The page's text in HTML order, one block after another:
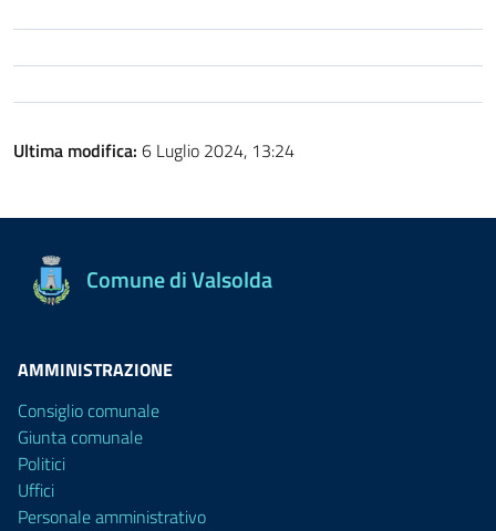
Ultima modifica: 6 Luglio 2024, 13:24
Comune di Valsolda
AMMINISTRAZIONE
Consiglio comunale
Giunta comunale
Politici
Uffici
Personale amministrativo